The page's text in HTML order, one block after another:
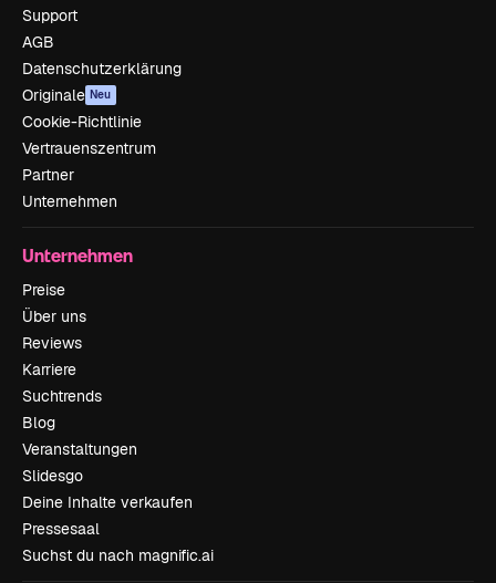
Support
AGB
Datenschutzerklärung
Originale Neu
Cookie-Richtlinie
Vertrauenszentrum
Partner
Unternehmen
Unternehmen
Preise
Über uns
Reviews
Karriere
Suchtrends
Blog
Veranstaltungen
Slidesgo
Deine Inhalte verkaufen
Pressesaal
Suchst du nach magnific.ai